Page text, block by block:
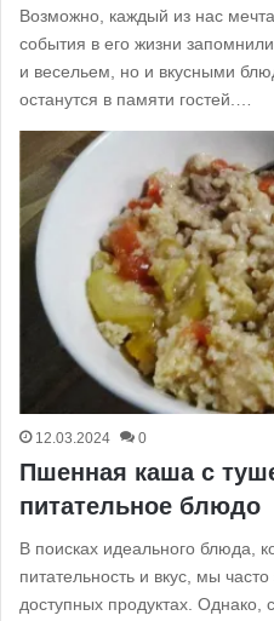
Возможно, каждый из нас
события в его жизни
и весельем, но и вкусными
останутся в памяти гостей.…
12.03.2024 0
Пшенная каша с
питательное блюдо
В поисках идеального блюда,
питательность и вкус, мы
доступных продуктах. Однако,